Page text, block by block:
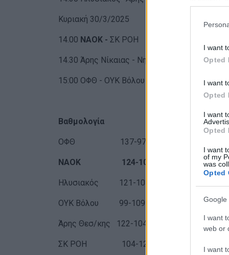
I want
Opted
I want
Opted
I want
Opted
I want
of my
was
Opted
Google
I want
web or
I want
Κυριακή 30/3/2025
14.00 ΝΑΟΚ - ΣΚ ΡΟΗ
14.30 Άρης Νίκαιας - Νηρέας Γέρακα
15:00 ΟΦΘ - ΟΥΚ Βόλου
Βαθμολογία
ΟΦΘ 137-97 28
ΝΑΟΚ 124-101 27
Ηλυσιακός 121-103 27
ΟΥΚ Βόλου 99-109 17
Άρης Θεσ/κης 122-104 16
ΣΚ ΡΟΗ 104-129 13